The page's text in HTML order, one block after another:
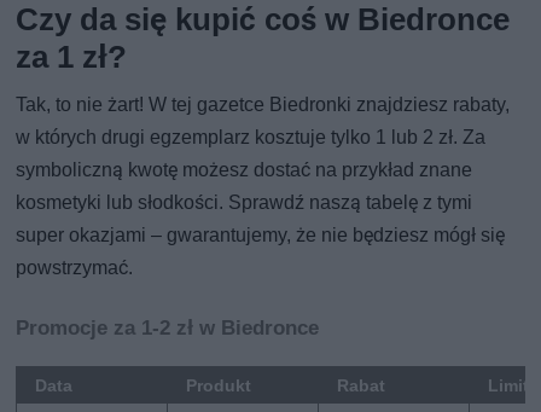
Czy da się kupić coś w Biedronce
za 1 zł?
Tak, to nie żart! W tej gazetce Biedronki znajdziesz rabaty,
w których drugi egzemplarz kosztuje tylko 1 lub 2 zł. Za
symboliczną kwotę możesz dostać na przykład znane
kosmetyki lub słodkości. Sprawdź naszą tabelę z tymi
super okazjami – gwarantujemy, że nie będziesz mógł się
powstrzymać.
Promocje za 1-2 zł w Biedronce
Data Produkt Rabat Limit